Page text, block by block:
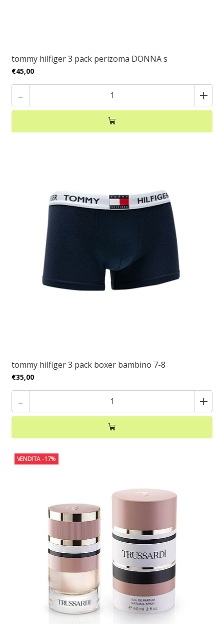
tommy hilfiger 3 pack perizoma DONNA s
€45,00
- +
tommy hilfiger 3 pack boxer bambino 7-8
€35,00
- +
VENDITA -17%